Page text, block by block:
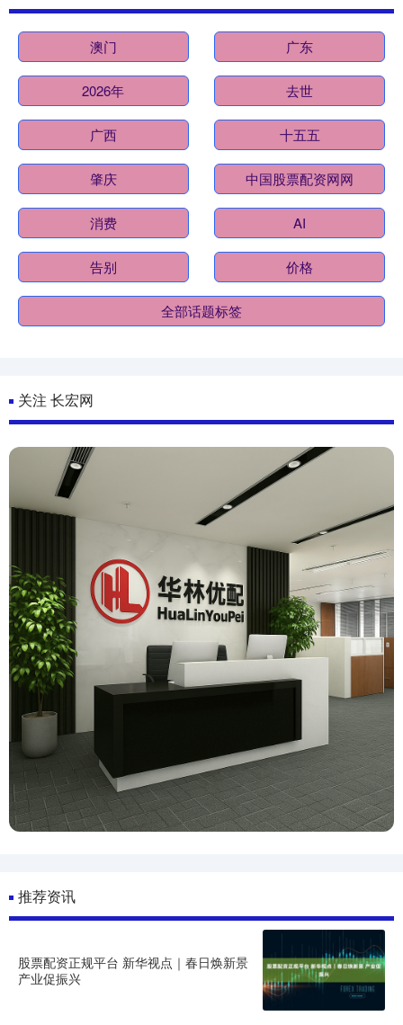
澳门 广东
2026年 去世
广西 十五五
肇庆 中国股票配资网网
消费 AI
告别 价格
全部话题标签
关注 长宏网
推荐资讯
股票配资正规平台 新华视点｜春日焕新景
产业促振兴